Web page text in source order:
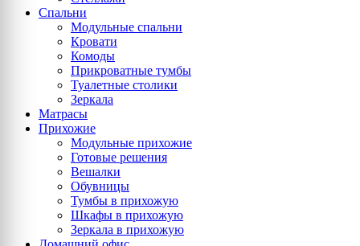
Спальни
Модульные спальни
Кровати
Комоды
Прикроватные тумбы
Туалетные столики
Зеркала
Матрасы
Прихожие
Модульные прихожие
Готовые решения
Вешалки
Обувницы
Тумбы в прихожую
Шкафы в прихожую
Зеркала в прихожую